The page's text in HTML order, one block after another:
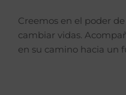
Creemos en el poder
cambiar vidas.
en su camino hacia un